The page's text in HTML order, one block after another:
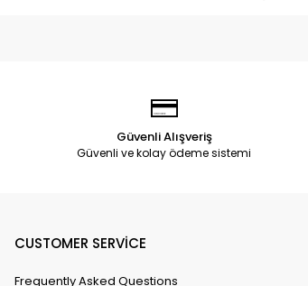
Güvenli Alışveriş
Güvenli ve kolay ödeme sistemi
CUSTOMER SERVİCE
Frequently Asked Questions